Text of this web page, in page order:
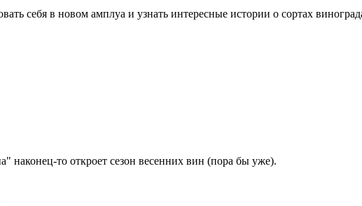
себя в новом амплуа и узнать интересные истории о сортах
наконец-то откроет сезон весенних вин (пора бы уже).